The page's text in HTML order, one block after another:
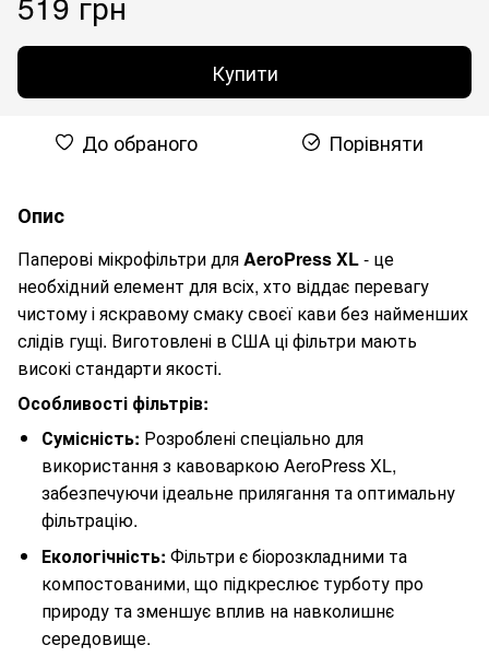
Купити
До обраного Порівняти
Опис
Паперові мікрофільтри для AeroPress XL- це
необхідний елемент для всіх, хто віддає перевагу
чистому і яскравому смаку своєї кави без найменших
слідів гущі. Виготовлені в США ці фільтри мають
високі стандарти якості.
Особливості фільтрів:
Сумісність: Розроблені спеціально для
використання з кавоваркою AeroPress XL,
забезпечуючи ідеальне прилягання та оптимальну
фільтрацію.
Екологічність: Фільтри є біорозкладними та
компостованими, що підкреслює турботу про
природу та зменшує вплив на навколишнє
середовище.